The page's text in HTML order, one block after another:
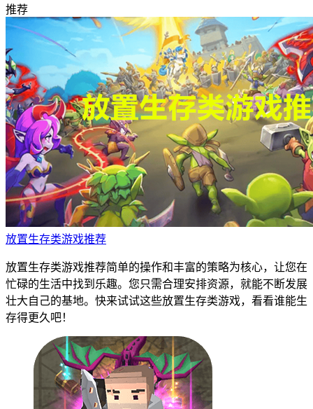
推荐
放置生存类游戏推荐
放置生存类游戏推荐简单的操作和丰富的策略为核心，让您在
忙碌的生活中找到乐趣。您只需合理安排资源，就能不断发展
壮大自己的基地。快来试试这些放置生存类游戏，看看谁能生
存得更久吧！